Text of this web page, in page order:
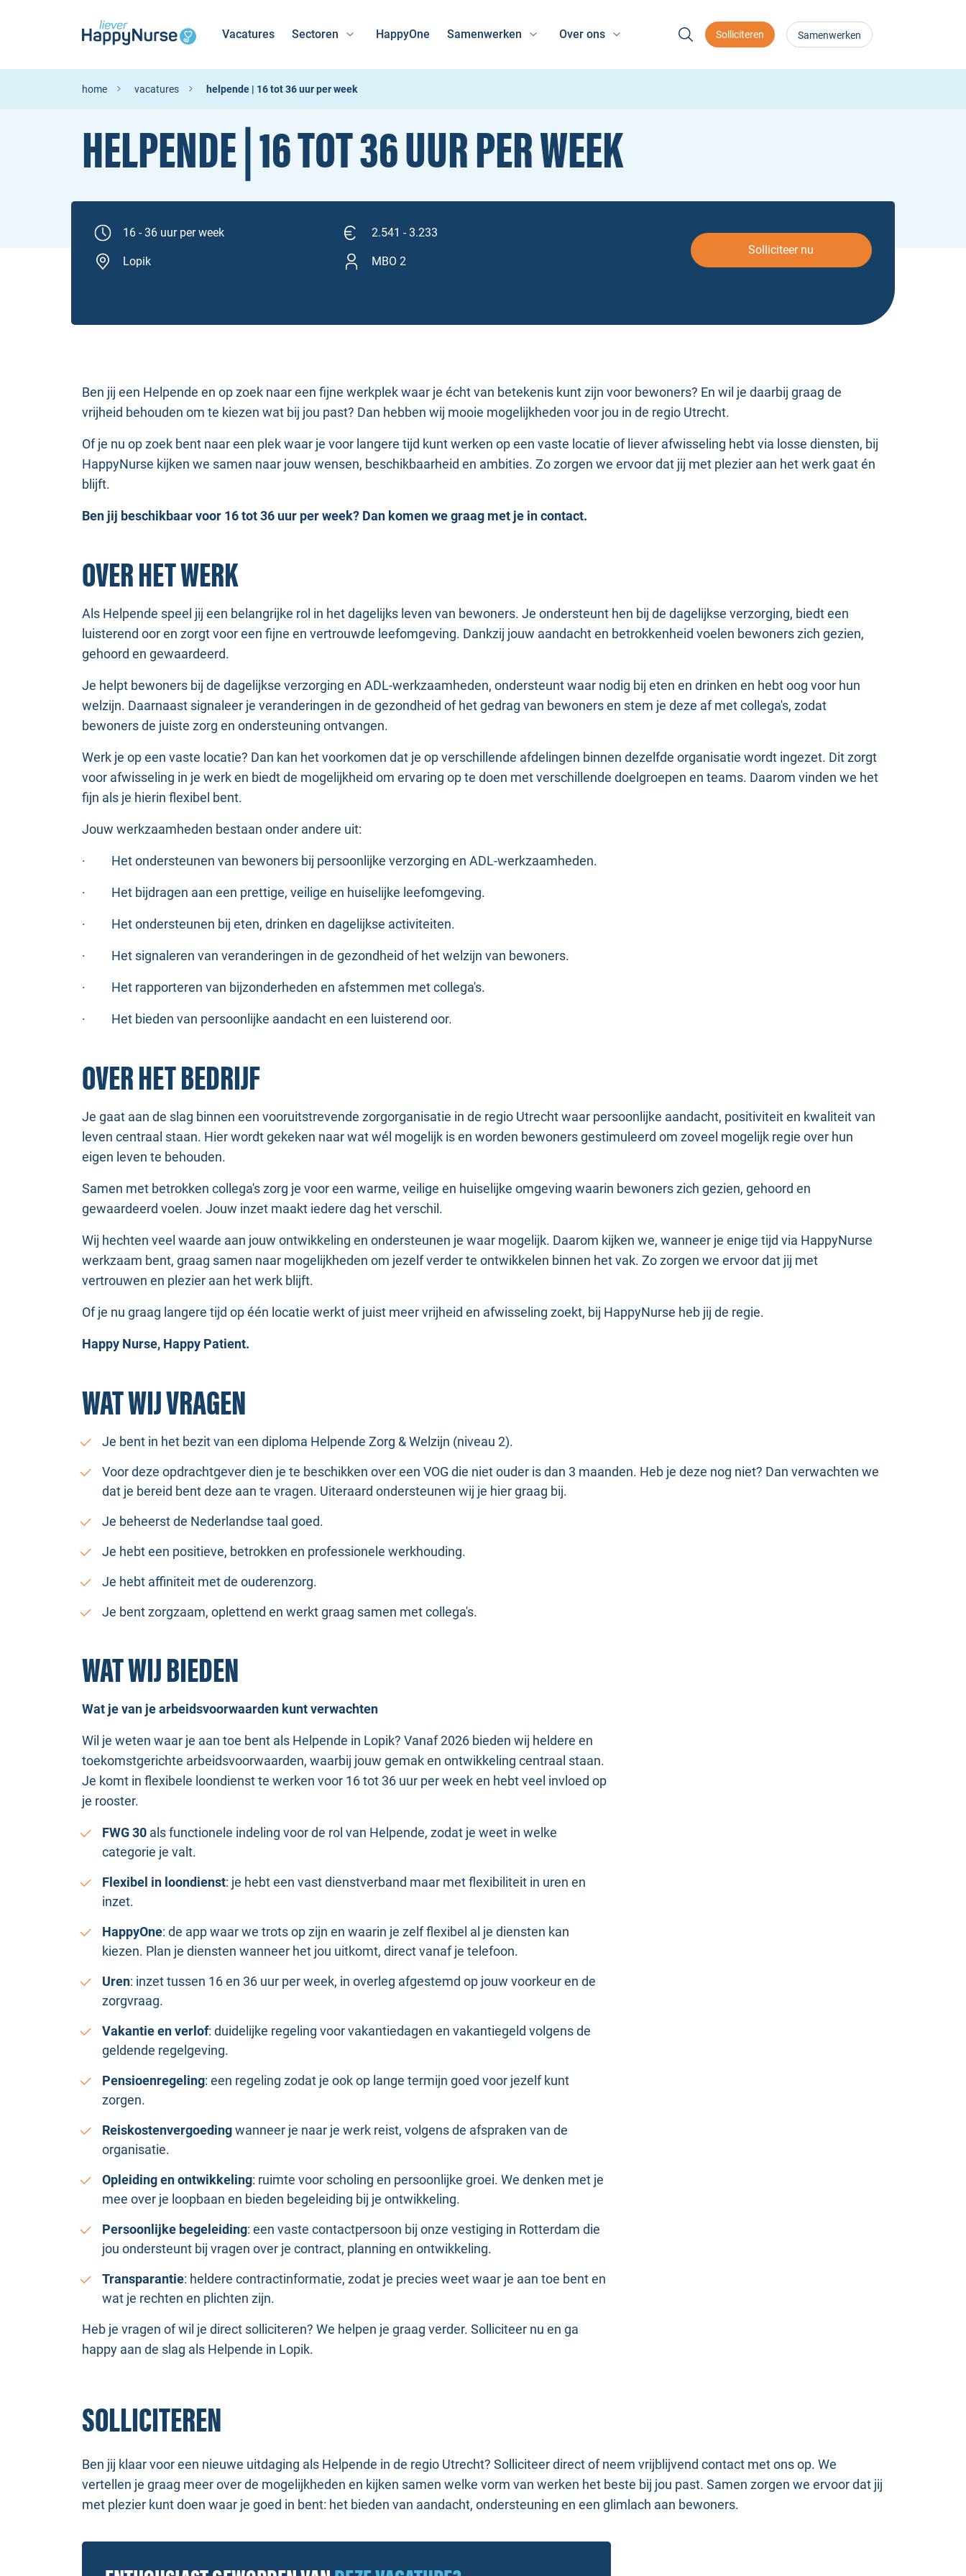
Vacatures Sectoren HappyOne Samenwerken Over ons Solliciteren Samenwerken
home vacatures helpende | 16 tot 36 uur per week
HELPENDE | 16 TOT 36 UUR PER WEEK
16 - 36 uur per week 2.541 - 3.233
Lopik MBO 2
Solliciteer nu
Ben jij een Helpende en op zoek naar een fijne werkplek waar je écht van betekenis kunt zijn voor bewoners? En wil je daarbij graag de
vrijheid behouden om te kiezen wat bij jou past? Dan hebben wij mooie mogelijkheden voor jou in de regio Utrecht.
Of je nu op zoek bent naar een plek waar je voor langere tijd kunt werken op een vaste locatie of liever afwisseling hebt via losse diensten, bij
HappyNurse kijken we samen naar jouw wensen, beschikbaarheid en ambities. Zo zorgen we ervoor dat jij met plezier aan het werk gaat én
blijft.
Ben jij beschikbaar voor 16 tot 36 uur per week? Dan komen we graag met je in contact.
OVER HET WERK
Als Helpende speel jij een belangrijke rol in het dagelijks leven van bewoners. Je ondersteunt hen bij de dagelijkse verzorging, biedt een
luisterend oor en zorgt voor een fijne en vertrouwde leefomgeving. Dankzij jouw aandacht en betrokkenheid voelen bewoners zich gezien,
gehoord en gewaardeerd.
Je helpt bewoners bij de dagelijkse verzorging en ADL-werkzaamheden, ondersteunt waar nodig bij eten en drinken en hebt oog voor hun
welzijn. Daarnaast signaleer je veranderingen in de gezondheid of het gedrag van bewoners en stem je deze af met collega's, zodat
bewoners de juiste zorg en ondersteuning ontvangen.
Werk je op een vaste locatie? Dan kan het voorkomen dat je op verschillende afdelingen binnen dezelfde organisatie wordt ingezet. Dit zorgt
voor afwisseling in je werk en biedt de mogelijkheid om ervaring op te doen met verschillende doelgroepen en teams. Daarom vinden we het
fijn als je hierin flexibel bent.
Jouw werkzaamheden bestaan onder andere uit:
· Het ondersteunen van bewoners bij persoonlijke verzorging en ADL-werkzaamheden.
· Het bijdragen aan een prettige, veilige en huiselijke leefomgeving.
· Het ondersteunen bij eten, drinken en dagelijkse activiteiten.
· Het signaleren van veranderingen in de gezondheid of het welzijn van bewoners.
· Het rapporteren van bijzonderheden en afstemmen met collega's.
· Het bieden van persoonlijke aandacht en een luisterend oor.
OVER HET BEDRIJF
Je gaat aan de slag binnen een vooruitstrevende zorgorganisatie in de regio Utrecht waar persoonlijke aandacht, positiviteit en kwaliteit van
leven centraal staan. Hier wordt gekeken naar wat wél mogelijk is en worden bewoners gestimuleerd om zoveel mogelijk regie over hun
eigen leven te behouden.
Samen met betrokken collega's zorg je voor een warme, veilige en huiselijke omgeving waarin bewoners zich gezien, gehoord en
gewaardeerd voelen. Jouw inzet maakt iedere dag het verschil.
Wij hechten veel waarde aan jouw ontwikkeling en ondersteunen je waar mogelijk. Daarom kijken we, wanneer je enige tijd via HappyNurse
werkzaam bent, graag samen naar mogelijkheden om jezelf verder te ontwikkelen binnen het vak. Zo zorgen we ervoor dat jij met
vertrouwen en plezier aan het werk blijft.
Of je nu graag langere tijd op één locatie werkt of juist meer vrijheid en afwisseling zoekt, bij HappyNurse heb jij de regie.
Happy Nurse, Happy Patient.
WAT WIJ VRAGEN
Je bent in het bezit van een diploma Helpende Zorg & Welzijn (niveau 2).
Voor deze opdrachtgever dien je te beschikken over een VOG die niet ouder is dan 3 maanden. Heb je deze nog niet? Dan verwachten we
dat je bereid bent deze aan te vragen. Uiteraard ondersteunen wij je hier graag bij.
Je beheerst de Nederlandse taal goed.
Je hebt een positieve, betrokken en professionele werkhouding.
Je hebt affiniteit met de ouderenzorg.
Je bent zorgzaam, oplettend en werkt graag samen met collega's.
WAT WIJ BIEDEN
Wat je van je arbeidsvoorwaarden kunt verwachten
Wil je weten waar je aan toe bent als Helpende in Lopik? Vanaf 2026 bieden wij heldere en
toekomstgerichte arbeidsvoorwaarden, waarbij jouw gemak en ontwikkeling centraal staan.
Je komt in flexibele loondienst te werken voor 16 tot 36 uur per week en hebt veel invloed op
je rooster.
FWG 30 als functionele indeling voor de rol van Helpende, zodat je weet in welke
categorie je valt.
Flexibel in loondienst: je hebt een vast dienstverband maar met flexibiliteit in uren en
inzet.
HappyOne: de app waar we trots op zijn en waarin je zelf flexibel al je diensten kan
kiezen. Plan je diensten wanneer het jou uitkomt, direct vanaf je telefoon.
Uren: inzet tussen 16 en 36 uur per week, in overleg afgestemd op jouw voorkeur en de
zorgvraag.
Vakantie en verlof: duidelijke regeling voor vakantiedagen en vakantiegeld volgens de
geldende regelgeving.
Pensioenregeling: een regeling zodat je ook op lange termijn goed voor jezelf kunt
zorgen.
Reiskostenvergoedingwanneer je naar je werk reist, volgens de afspraken van de
organisatie.
Opleiding en ontwikkeling: ruimte voor scholing en persoonlijke groei. We denken met je
mee over je loopbaan en bieden begeleiding bij je ontwikkeling.
Persoonlijke begeleiding: een vaste contactpersoon bij onze vestiging in Rotterdam die
jou ondersteunt bij vragen over je contract, planning en ontwikkeling.
Transparantie: heldere contractinformatie, zodat je precies weet waar je aan toe bent en
wat je rechten en plichten zijn.
Heb je vragen of wil je direct solliciteren? We helpen je graag verder. Solliciteer nu en ga
happy aan de slag als Helpende in Lopik.
SOLLICITEREN
Ben jij klaar voor een nieuwe uitdaging als Helpende in de regio Utrecht? Solliciteer direct of neem vrijblijvend contact met ons op. We
vertellen je graag meer over de mogelijkheden en kijken samen welke vorm van werken het beste bij jou past. Samen zorgen we ervoor dat jij
met plezier kunt doen waar je goed in bent: het bieden van aandacht, ondersteuning en een glimlach aan bewoners.